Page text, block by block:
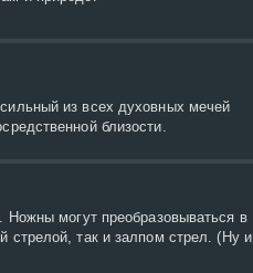
из всех духовных мечей
близости.
Ножны могут преобразовываться в
стрелой, так и залпом стрел. (Ну и